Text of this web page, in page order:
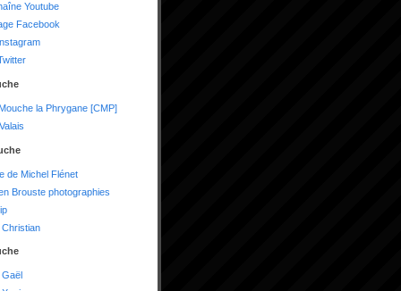
Youtube
Facebook
la Phrygane [CMP]
de Michel Flénet
Brouste photographies